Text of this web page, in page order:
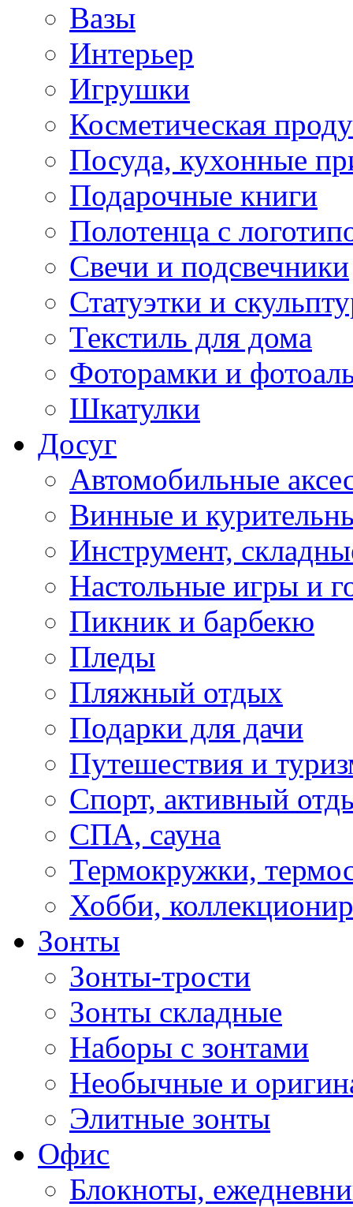
Вазы
Интерьер
Игрушки
Косметическая
Посуда, кухонные
Подарочные книги
Полотенца с
Свечи и подсвечники
Статуэтки и
Текстиль для дома
Фоторамки и
Шкатулки
Досуг
Автомобильные
Винные и
Инструмент,
Настольные игры и
Пикник и барбекю
Пледы
Пляжный отдых
Подарки для дачи
Путешествия и
Спорт, активный
СПА, сауна
Термокружки,
Хобби,
Зонты
Зонты-трости
Зонты складные
Наборы с зонтами
Необычные и
Элитные зонты
Офис
Блокноты,